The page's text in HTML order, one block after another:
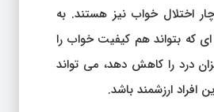
اختلال خواب نیز هستند. به
که بتواند هم کیفیت خواب را
درد را کاهش دهد، می تواند
افراد ارزشمند باشد.